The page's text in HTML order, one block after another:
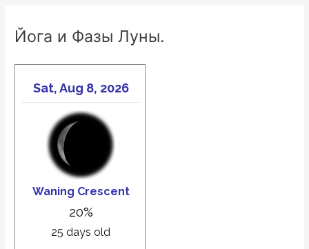
Йога и Фазы Луны.